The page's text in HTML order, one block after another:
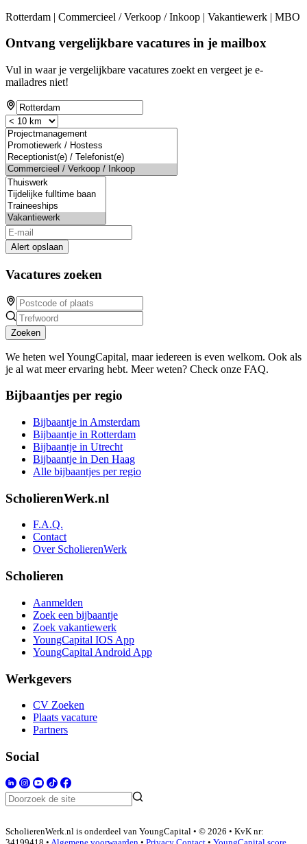
Rotterdam | Commercieel / Verkoop / Inkoop | Vakantiewerk | MBO
Ontvang vergelijkbare vacatures in je mailbox
Vul in waar je vergelijkbare vacatures zoekt en vergeet je e-
mailadres niet!
Alert opslaan
Vacatures zoeken
Zoeken
We heten wel YoungCapital, maar iedereen is even welkom. Ook als
je al wat meer ervaring hebt. Meer weten? Check onze FAQ.
Bijbaantjes per regio
Bijbaantje in Amsterdam
Bijbaantje in Rotterdam
Bijbaantje in Utrecht
Bijbaantje in Den Haag
Alle bijbaantjes per regio
ScholierenWerk.nl
F.A.Q.
Contact
Over ScholierenWerk
Scholieren
Aanmelden
Zoek een bijbaantje
Zoek vakantiewerk
YoungCapital IOS App
YoungCapital Android App
Werkgevers
CV Zoeken
Plaats vacature
Partners
Social
ScholierenWerk.nl is onderdeel van YoungCapital • © 2026 • KvK nr: